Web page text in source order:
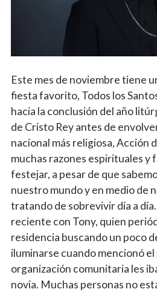
Vocations
Este mes de noviembre tiene
fiesta favorito, Todos los
hacia la conclusión del año
de Cristo Rey antes de
nacional más religiosa, Acción
muchas razones espirituales y
festejar, a pesar de que
nuestro mundo y en medio de
tratando de sobrevivir día a
reciente con Tony, quien
residencia buscando un poco
iluminarse cuando mencionó el
organización comunitaria les
novia. Muchas personas no